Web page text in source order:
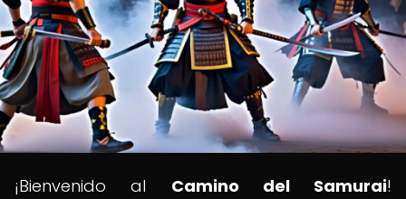
¡Bienvenido al Camino del Samurai!